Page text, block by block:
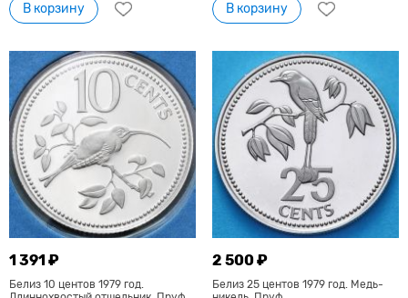
В корзину В корзину
1 391 ₽
Белиз 10 центов 1979 год.
2 500 ₽
Белиз 25 центов 1979 год. Медь-